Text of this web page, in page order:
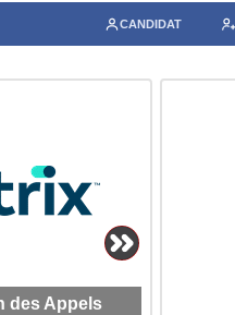
CANDIDAT
des Appels